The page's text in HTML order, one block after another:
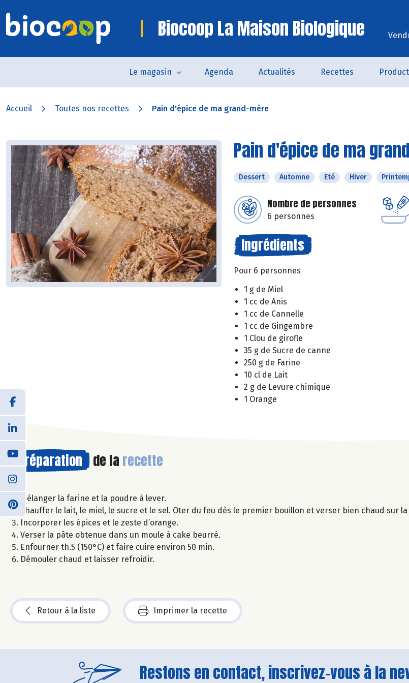
Biocoop La Maison Biologique
Le magasin Agenda Actualités Recettes
Accueil Toutes nos recettes Pain d'épice de ma grand-mère
Pain d'épice de ma
Dessert Automne Eté Hiver
Nombre de personnes
6 personnes
Ingrédients
Pour 6 personnes
1 g de Miel
1 cc de Anis
1 cc de Cannelle
1 cc de Gingembre
1 Clou de girofle
35 g de Sucre de canne
250 g de Farine
10 cl de Lait
2 g de Levure chimique
1 Orange
Préparation de la recette
Mélanger la farine et la poudre à lever.
Chauffer le lait, le miel, le sucre et le sel. Oter du feu dès le premier bouillon et verser bien chaud sur
Incorporer les épices et le zeste d’orange.
Verser la pâte obtenue dans un moule à cake beurré.
Enfourner th.5 (150°C) et faire cuire environ 50 min.
Démouler chaud et laisser refroidir.
Retour à la liste Imprimer la recette
Restons en contact, inscrivez-vous à la